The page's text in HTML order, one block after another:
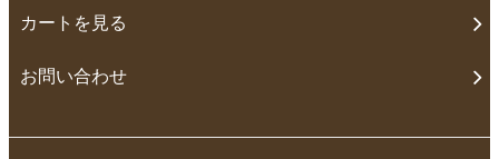
カートを見る
お問い合わせ